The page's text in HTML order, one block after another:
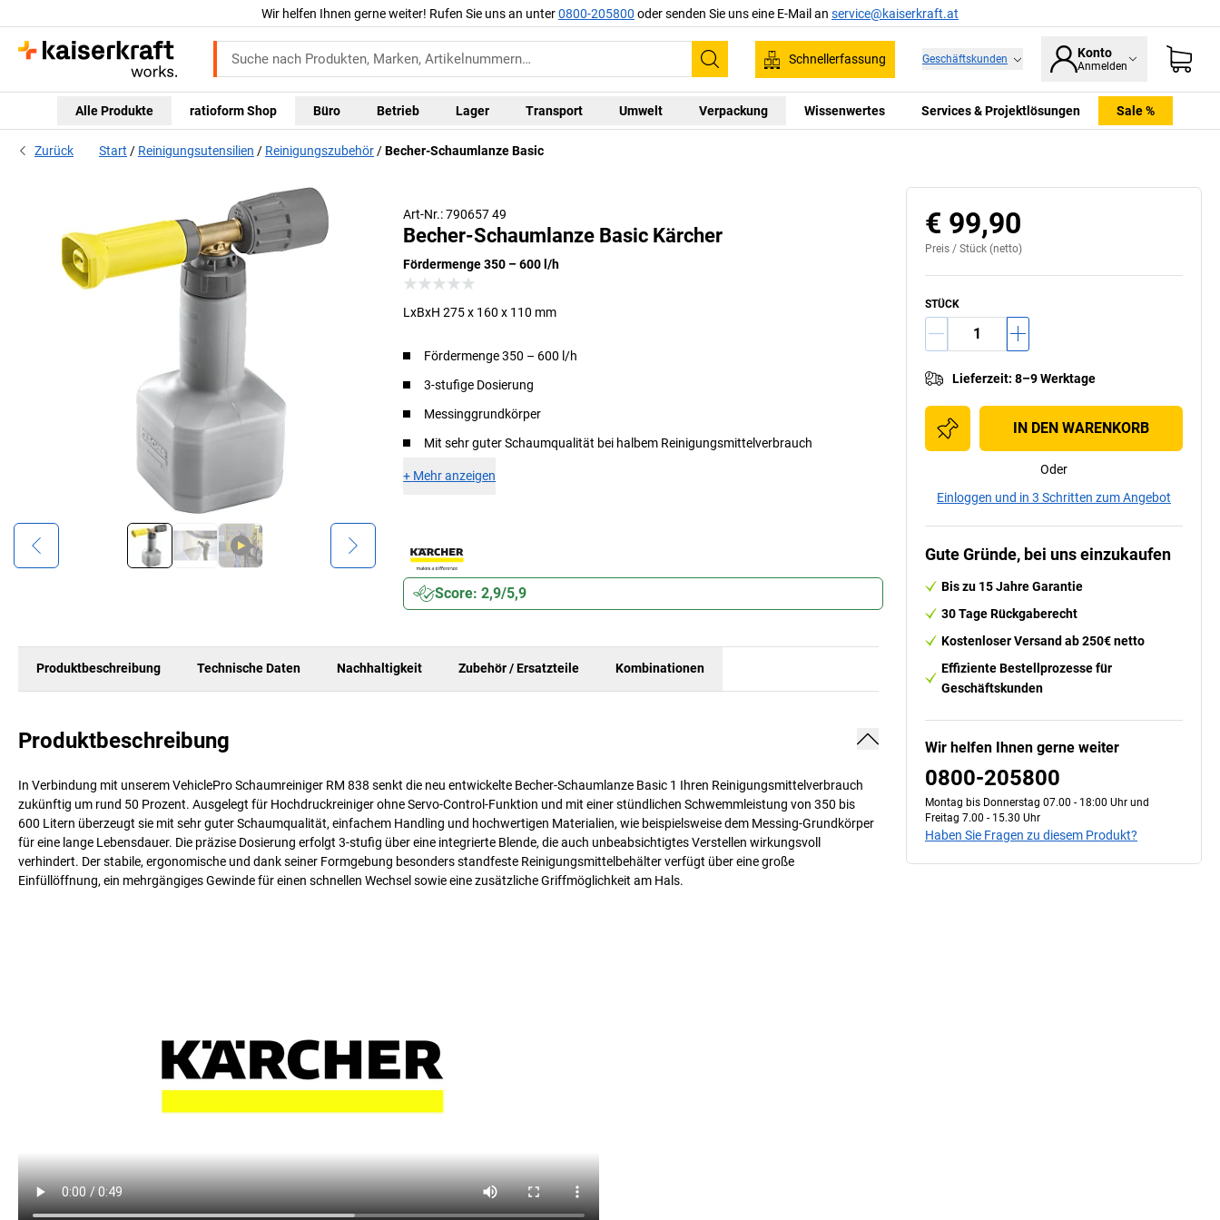
Wir helfen Ihnen gerne weiter! Rufen Sie uns an unter0800-205800 oder senden Sie uns eine E-Mail an service@kaiserkraft.at
Suchen
Schnellerfassung Geschäftskunden Konto
Anmelden
Alle Produkte ratioform Shop Büro Betrieb Lager Transport Umwelt Verpackung Wissenwertes Services & Projektlösungen Sale %
Zurück Start Reinigungsutensilien Reinigungszubehör Becher-Schaumlanze Basic
Art-Nr.: 790657 49
Becher-Schaumlanze Basic Kärcher
Fördermenge 350 – 600 l/h
LxBxH 275 x 160 x 110 mm
Fördermenge 350 – 600 l/h
3-stufige Dosierung
Messinggrundkörper
Mit sehr guter Schaumqualität bei halbem Reinigungsmittelverbrauch
+ Mehr anzeigen
Score: 2,9/5,9
Produktbeschreibung Technische Daten Nachhaltigkeit Zubehör / Ersatzteile Kombinationen
Produktbeschreibung
In Verbindung mit unserem VehiclePro Schaumreiniger RM 838 senkt die neu entwickelte Becher-Schaumlanze Basic 1 Ihren Reinigungsmittelverbrauch
zukünftig um rund 50 Prozent. Ausgelegt für Hochdruckreiniger ohne Servo-Control-Funktion und mit einer stündlichen Schwemmleistung von 350 bis
600 Litern überzeugt sie mit sehr guter Schaumqualität, einfachem Handling und hochwertigen Materialien, wie beispielsweise dem Messing-Grundkörper
für eine lange Lebensdauer. Die präzise Dosierung erfolgt 3-stufig über eine integrierte Blende, die auch unbeabsichtigtes Verstellen wirkungsvoll
verhindert. Der stabile, ergonomische und dank seiner Formgebung besonders standfeste Reinigungsmittelbehälter verfügt über eine große
Einfüllöffnung, ein mehrgängiges Gewinde für einen schnellen Wechsel sowie eine zusätzliche Griffmöglichkeit am Hals.
€ 99,90
Preis / Stück (netto)
STÜCK
Lieferzeit: 8–9 Werktage
IN DEN WARENKORB
Oder
Einloggen und in 3 Schritten zum Angebot
Gute Gründe, bei uns einzukaufen
Bis zu 15 Jahre Garantie
30 Tage Rückgaberecht
Kostenloser Versand ab 250€ netto
Effiziente Bestellprozesse für
Geschäftskunden
Wir helfen Ihnen gerne weiter
0800-205800
Montag bis Donnerstag 07.00 - 18:00 Uhr und
Freitag 7.00 - 15.30 Uhr
Haben Sie Fragen zu diesem Produkt?